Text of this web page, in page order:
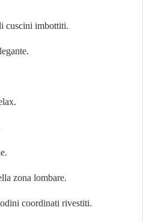
cuscini imbottiti.
zona lombare.
coordinati rivestiti.